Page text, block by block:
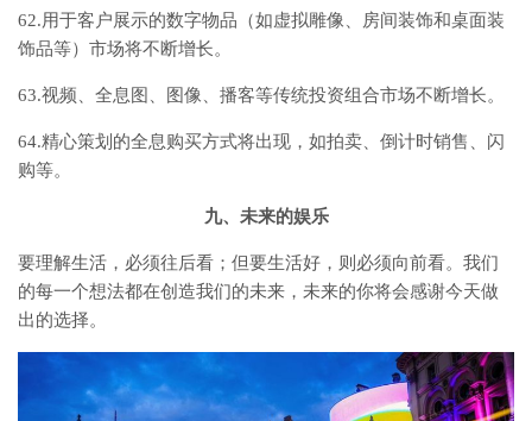
62.用于客户展示的数字物品（如虚拟雕像、房间装饰和桌面装
饰品等）市场将不断增长。
63.视频、全息图、图像、播客等传统投资组合市场不断增长。
64.精心策划的全息购买方式将出现，如拍卖、倒计时销售、闪
购等。
九、未来的娱乐
要理解生活，必须往后看；但要生活好，则必须向前看。我们
的每一个想法都在创造我们的未来，未来的你将会感谢今天做
出的选择。